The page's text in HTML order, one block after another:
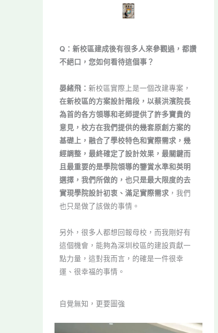
Q：新校區建成後有很多人來參觀過，都讚
不絕口，您如何看待這個事？
晏緒飛：新校區實際上是一個改建專案，
在新校區的方案設計階段，以蔡洪濱院長
為首的各方領導和老師提供了許多寶貴的
意見，校方在我們提供的幾套原創方案的
基礎上，融合了學校特色和實際需求，幾
經調整，最終確定了設計效果，最關鍵而
且最重要的是學院領導的鑒賞水準和英明
選擇，我們所做的，也只是最大限度的去
實現學院設計初衷、滿足實際需求 ，我們
也只是做了該做的事情。
另外，很多人都想回報母校，而我剛好有
這個機會，能夠為深圳校區的建設貢獻一
點力量，這對我而言，的確是一件很幸
運、很幸福的事情。
自覺無知，更要圖強